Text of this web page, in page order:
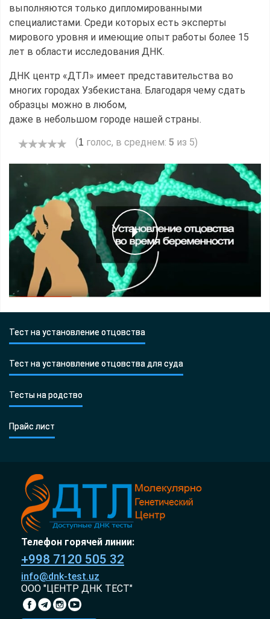
выполняются только дипломированными
специалистами. Среди которых есть эксперты
мирового уровня и имеющие опыт работы более 15
лет в области исследования ДНК.
ДНК центр «ДТЛ» имеет представительства во
многих городах Узбекистана. Благодаря чему сдать
образцы можно в любом,
даже в небольшом городе нашей страны.
(1 голос, в среднем: 5 из 5)
Тест на установление отцовства
Тест на установление отцовства для суда
Тесты на родство
Прайс лист
Телефон горячей линии:
+998 7120 505 32
info@dnk-test.uz
ООО "ЦЕНТР ДНК ТЕСТ"